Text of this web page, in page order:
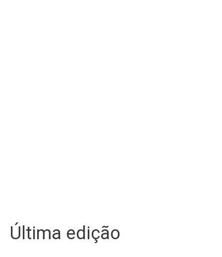
Última edição